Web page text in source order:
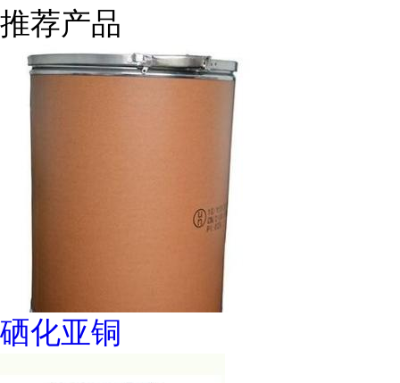
推荐产品
硒化亚铜